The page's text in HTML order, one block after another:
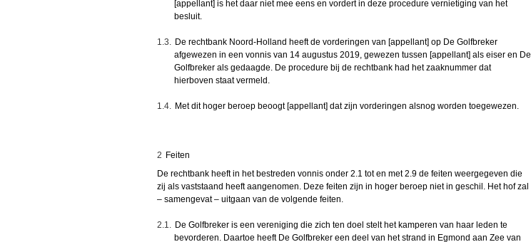
[appellant] is het daar niet mee eens en vordert in deze procedure vernietiging van het
besluit.
1.3.
De rechtbank Noord-Holland heeft de vorderingen van [appellant] op De Golfbreker
afgewezen in een vonnis van 14 augustus 2019, gewezen tussen [appellant] als eiser en De
Golfbreker als gedaagde. De procedure bij de rechtbank had het zaaknummer dat
hierboven staat vermeld.
1.4. Met dit hoger beroep beoogt [appellant] dat zijn vorderingen alsnog worden toegewezen.
2 Feiten
De rechtbank heeft in het bestreden vonnis onder 2.1 tot en met 2.9 de feiten weergegeven die
zij als vaststaand heeft aangenomen. Deze feiten zijn in hoger beroep niet in geschil. Het hof zal
– samengevat – uitgaan van de volgende feiten.
2.1.
De Golfbreker is een vereniging die zich ten doel stelt het kamperen van haar leden te
bevorderen. Daartoe heeft De Golfbreker een deel van het strand in Egmond aan Zee van